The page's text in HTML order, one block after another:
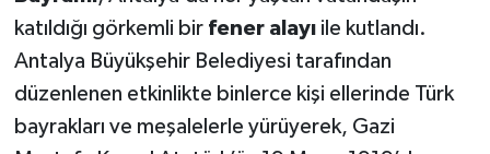
katıldığı görkemli bir fener alayıile kutlandı.
Antalya Büyükşehir Belediyesi tarafından
düzenlenen etkinlikte binlerce kişi ellerinde Türk
bayrakları ve meşalelerle yürüyerek, Gazi